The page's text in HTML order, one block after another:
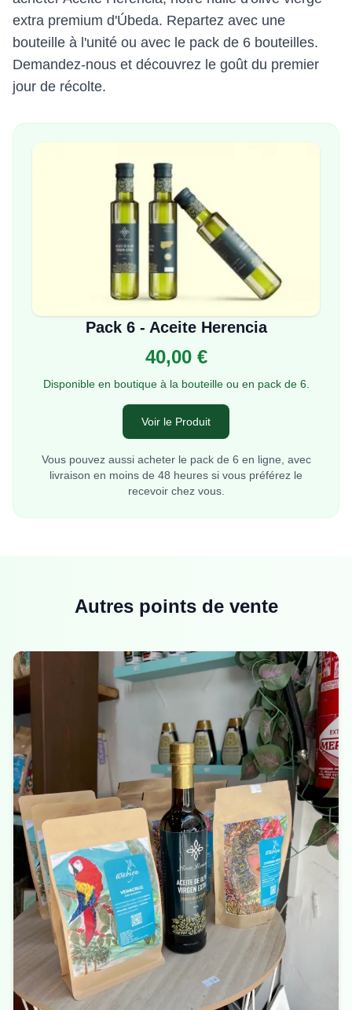
extra premium d'Úbeda. Repartez avec une
bouteille à l'unité ou avec le pack de 6 bouteilles.
Demandez-nous et découvrez le goût du premier
jour de récolte.
Pack 6 - Aceite Herencia
40,00 €
Disponible en boutique à la bouteille ou en pack de 6.
Voir le Produit
Vous pouvez aussi acheter le pack de 6 en ligne, avec
livraison en moins de 48 heures si vous préférez le
recevoir chez vous.
Autres points de vente